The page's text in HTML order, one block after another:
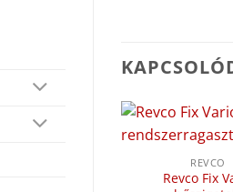
REVCO
Revco Fix